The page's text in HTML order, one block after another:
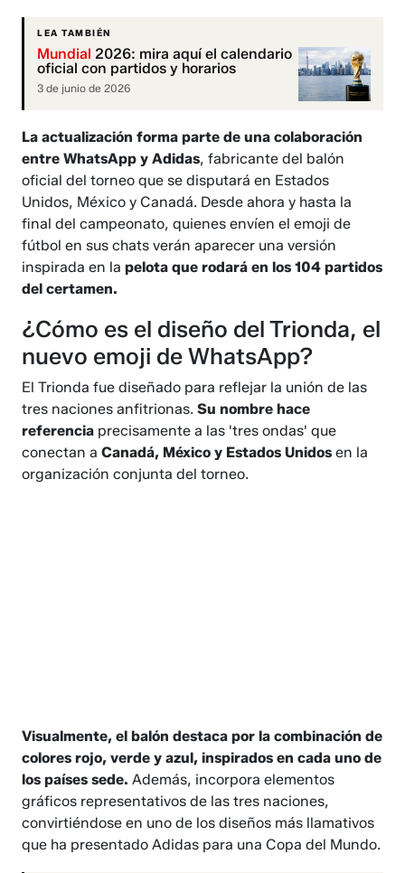
LEA TAMBIÉN
Mundial 2026: mira aquí el calendario
oficial con partidos y horarios
3 de junio de 2026
La actualización forma parte de una colaboración
entre WhatsApp y Adidas, fabricante del balón
oficial del torneo que se disputará en Estados
Unidos, México y Canadá. Desde ahora y hasta la
final del campeonato, quienes envíen el emoji de
fútbol en sus chats verán aparecer una versión
inspirada en lapelota que rodará en los 104 partidos
del certamen.
¿Cómo es el diseño del Trionda, el
nuevo emoji de WhatsApp?
El Trionda fue diseñado para reflejar la unión de las
tres naciones anfitrionas.Su nombre hace
referencia precisamente a las 'tres ondas' que
conectan aCanadá, México y Estados Unidos en la
organización conjunta del torneo.
Visualmente, el balón destaca por la combinación de
colores rojo, verde y azul, inspirados en cada uno de
los países sede. Además, incorpora elementos
gráficos representativos de las tres naciones,
convirtiéndose en uno de los diseños más llamativos
que ha presentado Adidas para una Copa del Mundo.